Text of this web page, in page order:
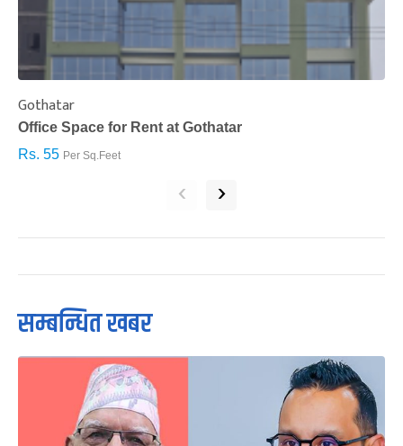
Gothatar
Office Space for Rent at Gothatar
Rs. 55 Per Sq.Feet
‹ ›
सम्बन्धित खबर